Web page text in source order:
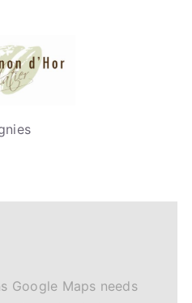
Google Maps needs